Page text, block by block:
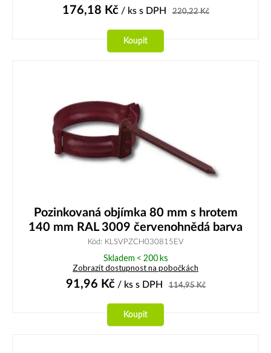
176,18 Kč/ ks s DPH 220,22Kč
Koupit
Pozinkovaná objímka 80 mm s hrotem
140 mm RAL 3009 červenohnědá barva
Kód: KLSVPZCH030815EV
Skladem < 200 ks
Zobrazit dostupnost na pobočkách
91,96 Kč/ ks s DPH 114,95Kč
Koupit